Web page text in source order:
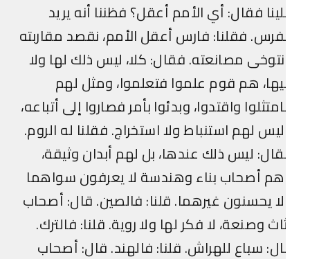
فقال: أي الأمم أعقل؟ فظننا أنه يريد
فقلنا: فارس أعقل الأمم، نقصد مقاربته
مصانعته. فقال: كلا، ليس ذلك لها ولا
هم قوم علموا فتعلموا، ومثل لهم
واقتدوا، وبدئوا بأمر فصاروا إلى أتباعه،
لهم استنباط ولا استخراج. فقلنا له الروم.
ليس ذلك عندها، بل لهم أبدان وثيقة،
أصحاب بناء وهندسة لا يعرفون سواهما
يحسنون غيرهما. قلنا: فالصين. قال: أصحاب
وصنعة، لا فكر لها ولا روية. قلنا: فالترك.
سباع للهراش. قلنا: فالهند. قال: أصحاب